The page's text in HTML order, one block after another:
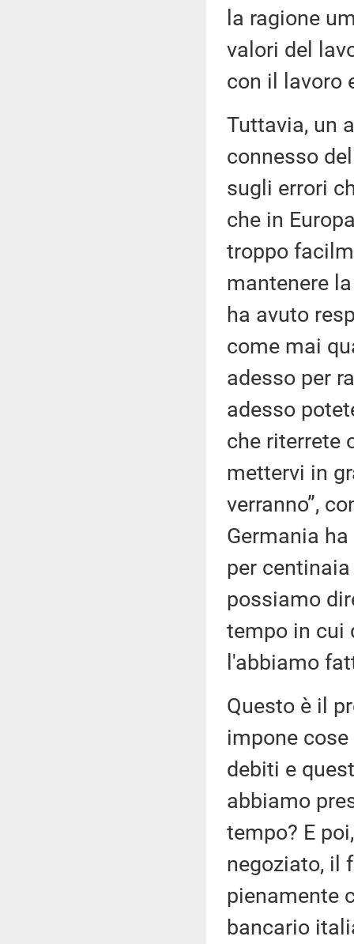
la ragione
valori del
con il lavoro
Tuttavia, un
connesso
sugli errori
che in
troppo
mantenere
ha avuto
come mai
adesso per
adesso
che riterrete
mettervi in
verranno”,
Germania
per
possiamo
tempo in cui
l'abbiamo
Questo è il
impone
debiti e
abbiamo
tempo? E
negoziato, il
pienamente
bancario